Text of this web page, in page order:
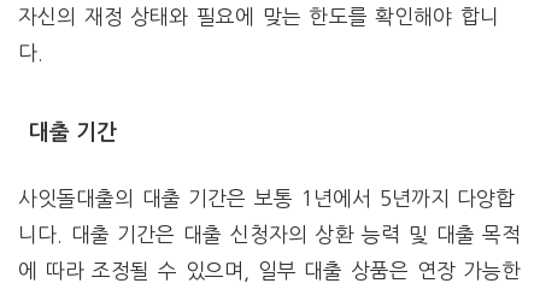
자신의 재정 상태와 필요에 맞는 한도를 확인해야 합니
다.
대출 기간
사잇돌대출의 대출 기간은 보통 1년에서 5년까지 다양합
니다. 대출 기간은 대출 신청자의 상환 능력 및 대출 목적
에 따라 조정될 수 있으며, 일부 대출 상품은 연장 가능한